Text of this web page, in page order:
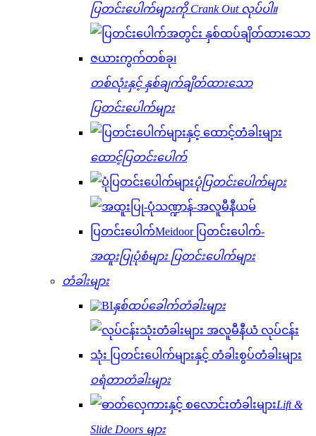
ပြတင်းပေါက်များကို Crank Out လုပ်ပါ။
တစ်လုံးနှင့် နှစ်ချက်ချိတ်ထားသော
ပြတင်းပေါက်များ
ထောင့်ပြတင်းပေါက်
ပုံပြတင်းပေါက်များ
အထူးပြုပုံစံများ ပြတင်းပေါက်များ
တံခါးများ
နှစ်ထပ်ခေါက်တံခါးများ
ဝရံတာတံခါးများ
Lift &
Slide Doors များ